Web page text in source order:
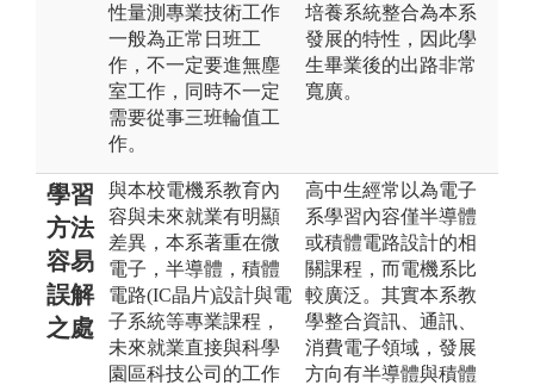
性量測專業技術工作
一般為正常日班工
作，不一定要進無塵
室工作，同時不一定
需要從事三班輪值工
作。
培養系統整合為本系
發展的特性，因此學
生畢業後的出路非常
寬廣。
學習
方法
容易
誤解
之處
與本校電機系教育內
容與未來就業有明顯
差異，本系著重在微
電子，半導體，積體
電路(IC晶片)設計與電
子系統等專業課程，
未來就業直接與科學
園區科技公司的工作
高中生經常以為電子
系學習內容僅半導體
或積體電路設計的相
關課程，而電機系比
較廣泛。其實本系教
學整合資訊、通訊、
消費電子領域，發展
方向有半導體與積體